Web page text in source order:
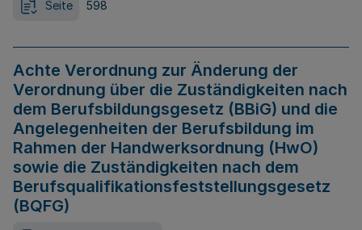
Seite 598
Achte Verordnung zur Änderung der
Verordnung über die Zuständigkeiten nach
dem Berufsbildungsgesetz (BBiG) und die
Angelegenheiten der Berufsbildung im
Rahmen der Handwerksordnung (HwO)
sowie die Zuständigkeiten nach dem
Berufsqualifikationsfeststellungsgesetz
(BQFG)